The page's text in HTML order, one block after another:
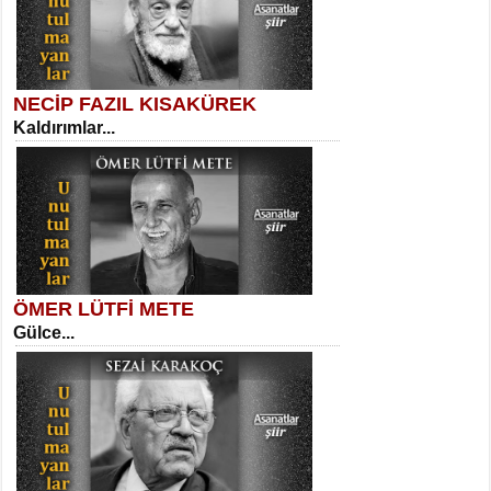
SELAHATTİN YILDIZ
İnsanın Zindanı...
MEHMET TAŞTAN
Vagon’da Bir Şairle...
Kadir Ünal
Ayağıma Dolanan Yokuş...
Mehmet Çoban
Elmira...
NECİP FAZIL KISAKÜREK
Kaldırımlar...
ÖMER LÜTFİ METE
Gülce...